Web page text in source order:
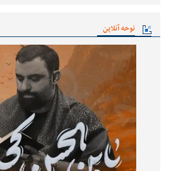
نوحه آنلاین